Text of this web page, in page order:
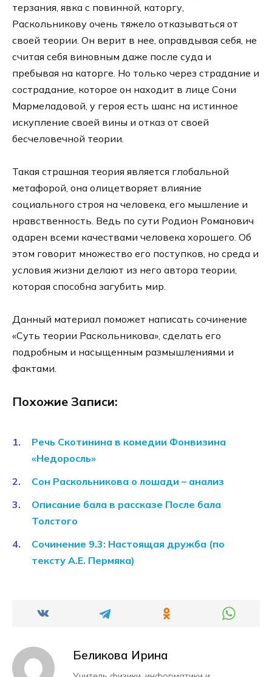
терзания, явка с повинной, каторгу,
Раскольникову очень тяжело отказываться от
своей теории. Он верит в нее, оправдывая себя, не
считая себя виновным даже после суда и
пребывая на каторге. Но только через страдание и
сострадание, которое он находит в лице Сони
Мармеладовой, у героя есть шанс на истинное
искупление своей вины и отказ от своей
бесчеловечной теории.
Такая страшная теория является глобальной
метафорой, она олицетворяет влияние
социального строя на человека, его мышление и
нравственность. Ведь по сути Родион Романович
одарен всеми качествами человека хорошего. Об
этом говорит множество его поступков, но среда и
условия жизни делают из него автора теории,
которая способна загубить мир.
Данный материал поможет написать сочинение
«Суть теории Раскольникова», сделать его
подробным и насыщенным размышлениями и
фактами.
Похожие Записи:
Речь Скотинина в комедии Фонвизина
«Недоросль»
Сон Раскольникова о лошади – анализ
Описание бала в рассказе После бала
Толстого
Сочинение 9.3: Настоящая дружба (по
тексту А.Е. Пермяка)
Беликова Ирина